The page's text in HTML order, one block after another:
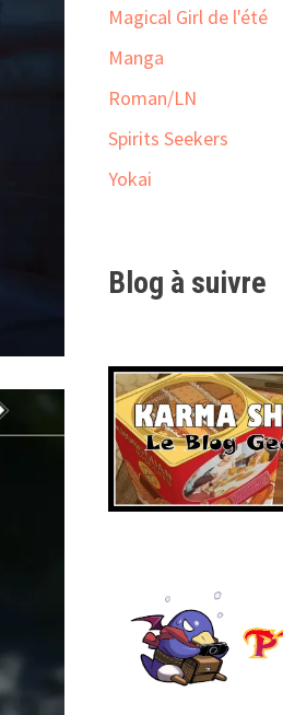
Magical Girl de l'été
Manga
Roman/LN
Spirits Seekers
Yokai
Blog à suivre